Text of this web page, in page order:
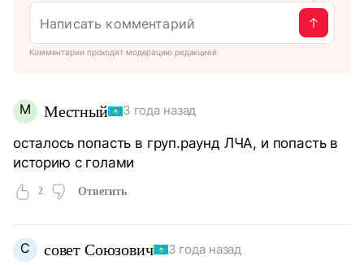
Комментарии проходят модерацию редакцией
М Местный 3 года назад
осталось попасть в груп.раунд ЛЧА, и попасть в
историю с голами
2 Ответить
С совет Союзович 3 года назад